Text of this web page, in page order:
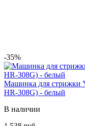
-35%
Машинка для стрижки
HR-308G) - белый
В наличии